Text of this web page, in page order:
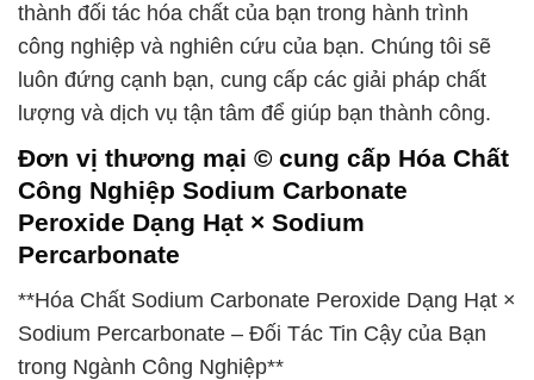
thành đối tác hóa chất của bạn trong hành trình
công nghiệp và nghiên cứu của bạn. Chúng tôi sẽ
luôn đứng cạnh bạn, cung cấp các giải pháp chất
lượng và dịch vụ tận tâm để giúp bạn thành công.
Đơn vị thương mại © cung cấp Hóa Chất
Công Nghiệp Sodium Carbonate
Peroxide Dạng Hạt × Sodium
Percarbonate
**Hóa Chất Sodium Carbonate Peroxide Dạng Hạt ×
Sodium Percarbonate – Đối Tác Tin Cậy của Bạn
trong Ngành Công Nghiệp**